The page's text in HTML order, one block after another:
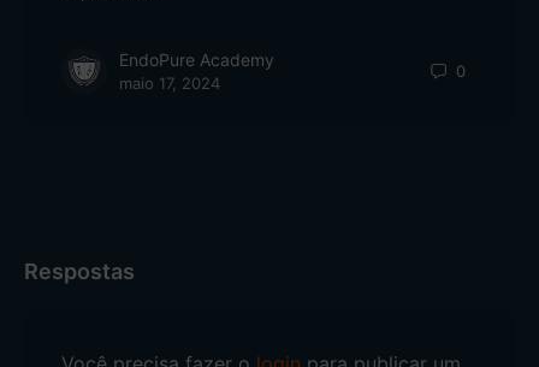
EndoPure Academy
maio 17, 2024
0
Respostas